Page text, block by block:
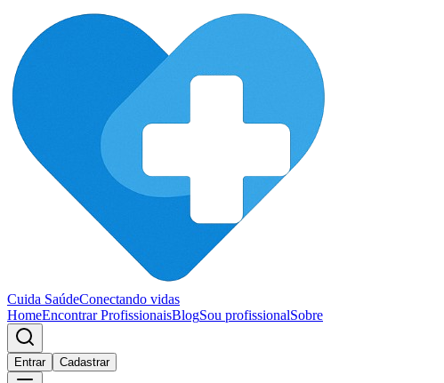
Cuida SaúdeConectando vidas
HomeEncontrar ProfissionaisBlogSou profissionalSobre
Entrar Cadastrar